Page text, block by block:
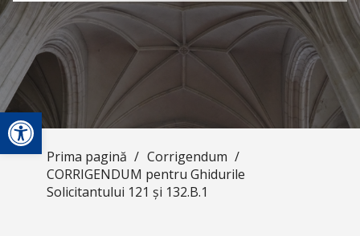
Deschide bara de unelte
Prima pagină / Corrigendum /
CORRIGENDUM pentru Ghidurile
Solicitantului 121 și 132.B.1